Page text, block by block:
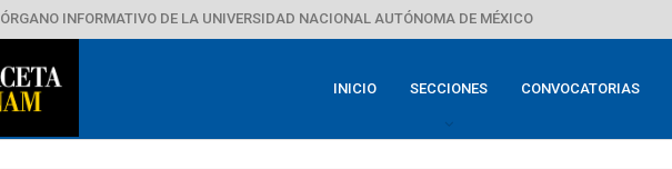
ÓRGANO INFORMATIVO DE LA UNIVERSIDAD NACIONAL AUTÓNOMA DE MÉXICO
INICIO SECCIONES CONVOCATORIAS